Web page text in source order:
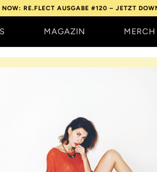
AUSGABE #120 – JETZT DOWNLOADEN
MAGAZIN MERCH